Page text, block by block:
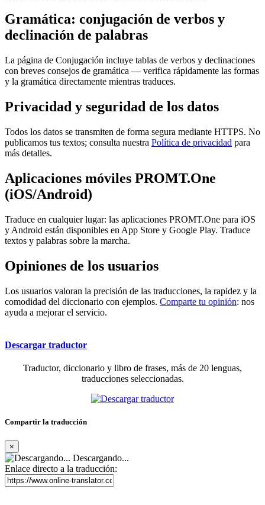
Gramática: conjugación de verbos y
declinación de palabras
La página de Conjugación incluye tablas de verbos y declinaciones
con breves consejos de gramática — verifica rápidamente las formas
y la gramática directamente mientras traduces.
Privacidad y seguridad de los datos
Todos los datos se transmiten de forma segura mediante HTTPS. No
publicamos tus textos; consulta nuestra Política de privacidad para
más detalles.
Aplicaciones móviles PROMT.One
(iOS/Android)
Traduce en cualquier lugar: las aplicaciones PROMT.One para iOS
y Android están disponibles en App Store y Google Play. Traduce
textos y palabras sobre la marcha.
Opiniones de los usuarios
Los usuarios valoran la precisión de las traducciones, la rapidez y la
comodidad del diccionario con ejemplos. Comparte tu opinión: nos
ayuda a mejorar el servicio.
Descargar traductor
Traductor, diccionario y libro de frases, más de 20 lenguas,
traducciones seleccionadas.
Compartir la traducción
×
Descargando...
Enlace directo a la traducción: